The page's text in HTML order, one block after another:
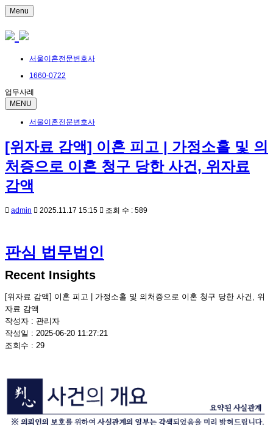
Menu
서울이혼전문변호사
1660-0722
업무사례
MENU
서울이혼전문변호사
[위자료 감액] 이혼 피고 | 가정소홀 및 의
처증으로 이혼 청구 당한 사건, 위자료
감액
admin 2025.11.17 15:15 조회 수 : 589
판심 법무법인
Recent Insights
[위자료 감액] 이혼 피고 | 가정소홀 및 의처증으로 이혼 청구 당한 사건, 위
자료 감액
작성자 : 관리자
작성일 : 2025-06-20 11:27:21
조회수 : 29